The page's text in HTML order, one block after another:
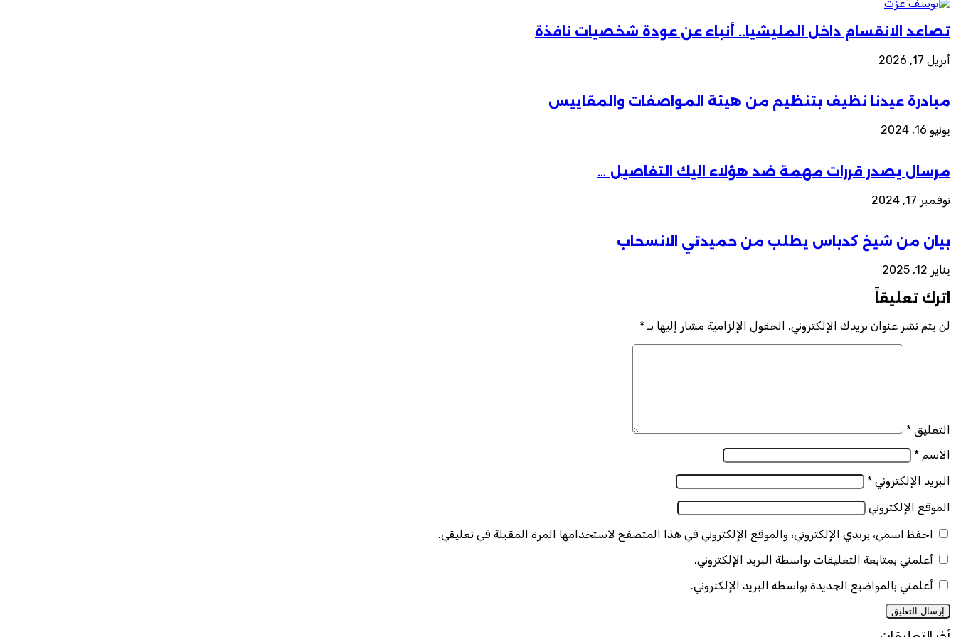
تصاعد الانقسام داخل المليشيا.. أنباء عن عودة شخصيات نافذة
أبريل 17, 2026
مبادرة عيدنا نظيف بتنظيم من هيئة المواصفات والمقاييس
يونيو 16, 2024
مرسال يصدر قررات مهمة ضد هؤلاء اليك التفاصيل …
نوفمبر 17, 2024
بيان من شيخ كدباس يطلب من حميدتي الانسحاب
يناير 12, 2025
اترك تعليقاً
لن يتم نشر عنوان بريدك الإلكتروني. الحقول الإلزامية مشار إليها بـ *
التعليق *
الاسم *
البريد الإلكتروني *
الموقع الإلكتروني
احفظ اسمي، بريدي الإلكتروني، والموقع الإلكتروني في هذا المتصفح لاستخدامها المرة المقبلة في تعليقي.
أعلمني بمتابعة التعليقات بواسطة البريد الإلكتروني.
أعلمني بالمواضيع الجديدة بواسطة البريد الإلكتروني.